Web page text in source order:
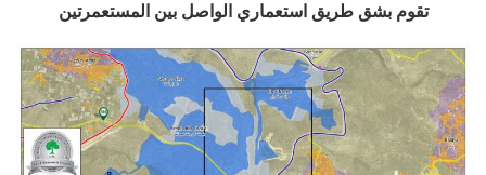
تقوم بشق طريق استعماري الواصل بين المستعمرتين